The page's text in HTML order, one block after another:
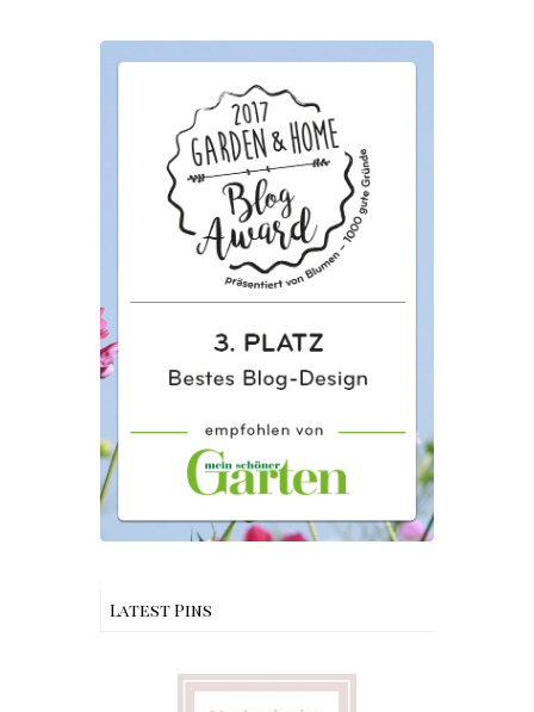
Latest Pins